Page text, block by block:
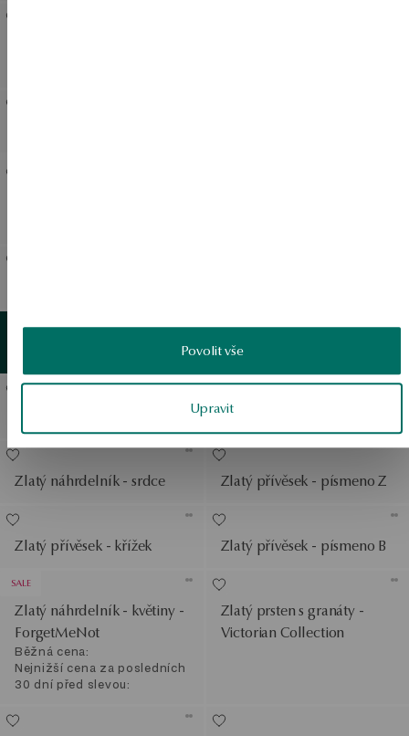
Povolit vše
Upravit
Zlatý
Zlatý náramek
Zlaté náušnice
Zlatý náhrdelník - srdce Zlatý přívěsek - písmeno Z
Zlatý přívěsek - křížek Zlatý přívěsek - písmeno B
SALE
Zlatý náhrdelník - květiny -
ForgetMeNot
Běžná cena:
Nejnižší cena za posledních
30 dní před slevou:
Zlatý prsten s granáty -
Victorian Collection